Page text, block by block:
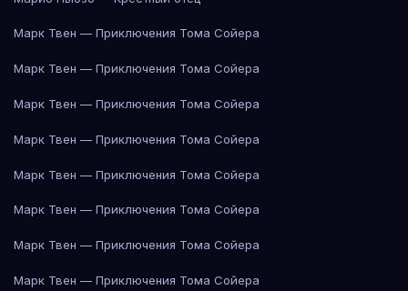
Марк Твен — Приключения Тома Сойера
Марк Твен — Приключения Тома Сойера
Марк Твен — Приключения Тома Сойера
Марк Твен — Приключения Тома Сойера
Марк Твен — Приключения Тома Сойера
Марк Твен — Приключения Тома Сойера
Марк Твен — Приключения Тома Сойера
Марк Твен — Приключения Тома Сойера